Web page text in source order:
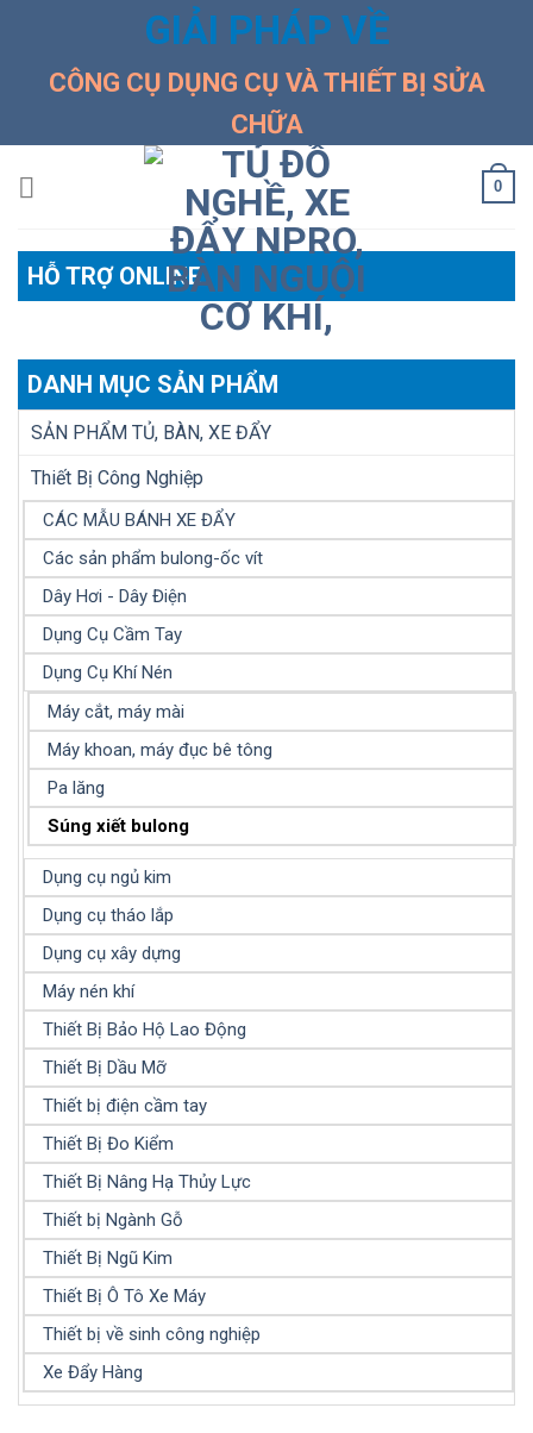
content
GIẢI PHÁP VỀ
CÔNG CỤ DỤNG CỤ VÀ THIẾT BỊ SỬA
CHỮA
0
HỖ TRỢ ONLINE
DANH MỤC SẢN PHẨM
SẢN PHẨM TỦ, BÀN, XE ĐẨY
Thiết Bị Công Nghiệp
CÁC MẪU BÁNH XE ĐẨY
Các sản phẩm bulong-ốc vít
Dây Hơi - Dây Điện
Dụng Cụ Cầm Tay
Dụng Cụ Khí Nén
Máy cắt, máy mài
Máy khoan, máy đục bê tông
Pa lăng
Súng xiết bulong
Dụng cụ ngủ kim
Dụng cụ tháo lắp
Dụng cụ xây dựng
Máy nén khí
Thiết Bị Bảo Hộ Lao Động
Thiết Bị Dầu Mỡ
Thiết bị điện cầm tay
Thiết Bị Đo Kiểm
Thiết Bị Nâng Hạ Thủy Lực
Thiết bị Ngành Gỗ
Thiết Bị Ngũ Kim
Thiết Bị Ô Tô Xe Máy
Thiết bị về sinh công nghiệp
Xe Đẩy Hàng